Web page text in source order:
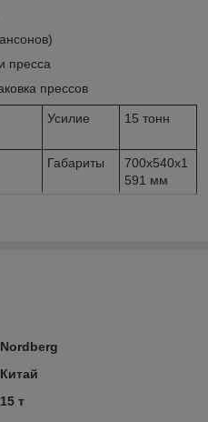
пресса
прессов
Усилие 15 тонн
Габариты
700х540х1
591 мм
Nordberg
Китай
15 т